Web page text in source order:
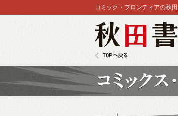
コミック・フロンティアの秋